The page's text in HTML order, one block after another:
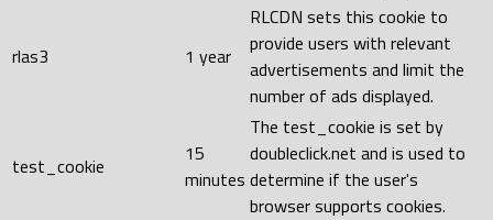
rlas3 1 year
RLCDN sets this cookie to
provide users with relevant
advertisements and limit the
number of ads displayed.
test_cookie
15
minutes
The test_cookie is set by
doubleclick.net and is used to
determine if the user's
browser supports cookies.